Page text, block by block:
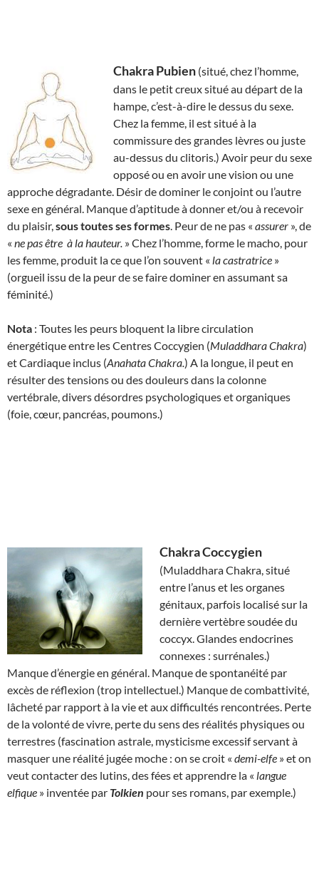
Chakra Pubien (situé, chez l’homme,
dans le petit creux situé au départ de la
hampe, c’est-à-dire le dessus du sexe.
Chez la femme, il est situé à la
commissure des grandes lèvres ou juste
au-dessus du clitoris.) Avoir peur du sexe
opposé ou en avoir une vision ou une
approche dégradante. Désir de dominer le conjoint ou l’autre
sexe en général. Manque d’aptitude à donner et/ou à recevoir
du plaisir,sous toutes ses formes. Peur de ne pas « assurer », de
« ne pas être à la hauteur. » Chez l’homme, forme le macho, pour
les femme, produit la ce que l’on souvent « lacastratrice »
(orgueil issu de la peur de se faire dominer en assumant sa
féminité.)
Nota : Toutes les peurs bloquent la libre circulation
énergétique entre les Centres Coccygien (Muladdhara Chakra)
et Cardiaque inclus (Anahata Chakra.) A la longue, il peut en
résulter des tensions ou des douleurs dans la colonne
vertébrale, divers désordres psychologiques et organiques
(foie, cœur, pancréas, poumons.)
ChakraCoccygien
(Muladdhara Chakra, situé
entre l’anus et les organes
génitaux, parfois localisé sur la
dernière vertèbre soudée du
coccyx. Glandes endocrines
connexes : surrénales.)
Manque d’énergie en général. Manque de spontanéité par
excès de réflexion (trop intellectuel.) Manque de combattivité,
lâcheté par rapport à la vie et aux difficultés rencontrées. Perte
de la volonté de vivre, perte du sens des réalités physiques ou
terrestres (fascination astrale, mysticisme excessif servant à
masquer une réalité jugée moche : on se croit « demi-elfe » et on
veut contacter des lutins, des fées et apprendre la « langue
elfique » inventée par Tolkien pour ses romans, par exemple.)